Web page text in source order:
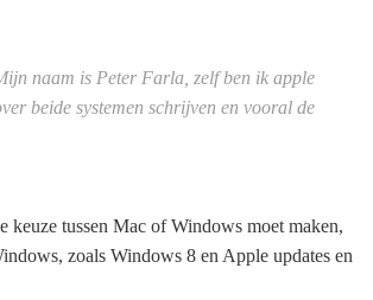
naam is Peter Farla, zelf ben ik apple
beide systemen schrijven en vooral de
tussen Mac of Windows moet maken,
zoals Windows 8 en Apple updates en